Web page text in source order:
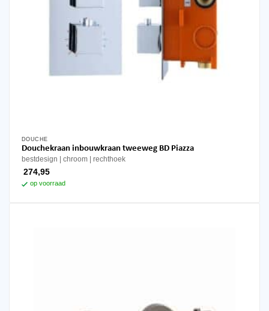
DOUCHE
Douchekraan inbouwkraan tweeweg BD Piazza
bestdesign chroom rechthoek
274,95
op voorraad